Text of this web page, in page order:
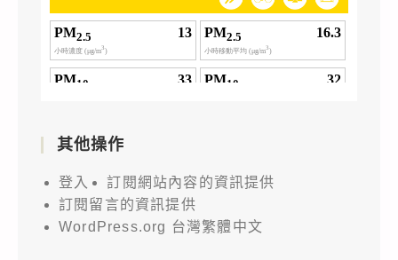
其他操作
登入
訂閱網站內容的資訊提供
訂閱留言的資訊提供
WordPress.org 台灣繁體中文